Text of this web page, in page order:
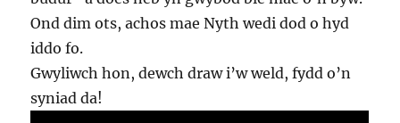
Ond dim ots, achos mae Nyth wedi dod o hyd
iddo fo.
Gwyliwch hon, dewch draw i’w weld, fydd o’n
syniad da!